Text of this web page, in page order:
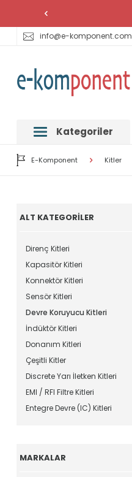
info@e-komponent.com
Kategoriler
E-Komponent Kitler
ALT KATEGORILER
Direnç Kitleri
Kapasitör Kitleri
Konnektör Kitleri
Sensör Kitleri
Devre Koruyucu Kitleri
İndüktör Kitleri
Donanım Kitleri
Çeşitli Kitler
Discrete Yarı İletken Kitleri
EMI / RFI Filtre Kitleri
Entegre Devre (IC) Kitleri
MARKALAR